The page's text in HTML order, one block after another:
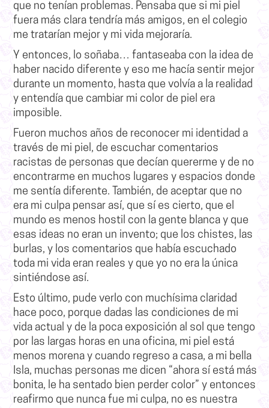
que no tenían problemas. Pensaba que si mi piel
fuera más clara tendría más amigos, en el colegio
me tratarían mejor y mi vida mejoraría.
Y entonces, lo soñaba… fantaseaba con la idea de
haber nacido diferente y eso me hacía sentir mejor
durante un momento, hasta que volvía a la realidad
y entendía que cambiar mi color de piel era
imposible.
Fueron muchos años de reconocer mi identidad a
través de mi piel, de escuchar comentarios
racistas de personas que decían quererme y de no
encontrarme en muchos lugares y espacios donde
me sentía diferente. También, de aceptar que no
era mi culpa pensar así, que sí es cierto, que el
mundo es menos hostil con la gente blanca y que
esas ideas no eran un invento; que los chistes, las
burlas, y los comentarios que había escuchado
toda mi vida eran reales y que yo no era la única
sintiéndose así.
Esto último, pude verlo con muchísima claridad
hace poco, porque dadas las condiciones de mi
vida actual y de la poca exposición al sol que tengo
por las largas horas en una oficina, mi piel está
menos morena y cuando regreso a casa, a mi bella
Isla, muchas personas me dicen “ahora sí está más
bonita, le ha sentado bien perder color” y entonces
reafirmo que nunca fue mi culpa, no es nuestra